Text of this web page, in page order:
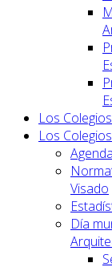
Los
Los Colegios
Visado
Día